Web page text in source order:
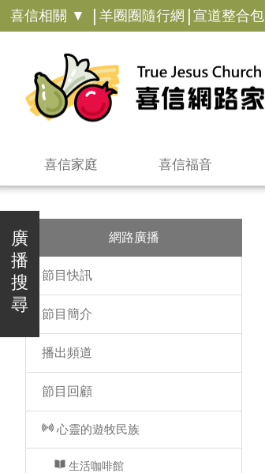
喜信相關 ▼ | 羊圈圈隨行網 | 宣道整合包
喜信家庭 喜信福音
廣
播
搜
尋
網路廣播
節目快訊
節目簡介
播出頻道
節目回顧
心靈的遊牧民族
生活咖啡館